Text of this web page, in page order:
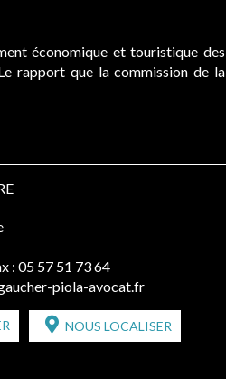
économique et touristique des
rapport que la commission de la
: 05 57 51 73 64
piola-avocat.fr
NOUS LOCALISER